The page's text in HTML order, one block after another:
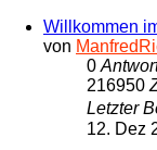
Willkommen
von
0
216950
Letzter
12. Dez